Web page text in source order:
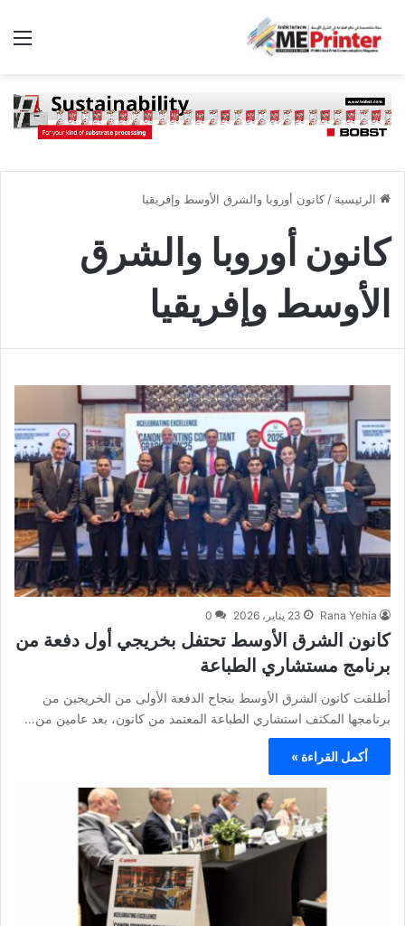
الرئيسية / كانون أوروبا والشرق الأوسط وإفريقيا
كانون أوروبا والشرق
الأوسط وإفريقيا
Rana Yehia 23 يناير، 2026 0
كانون الشرق الأوسط تحتفل بخريجي أول دفعة من
برنامج مستشاري الطباعة
أطلقت كانون الشرق الأوسط بنجاح الدفعة الأولى من الخريجين من
برنامجها المكثف استشاري الطباعة المعتمد من كانون، بعد عامين من…
أكمل القراءة »